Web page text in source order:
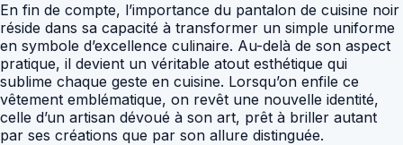
En fin de compte, l’importance du pantalon de cuisine noir
réside dans sa capacité à transformer un simple uniforme
en symbole d’excellence culinaire. Au-delà de son aspect
pratique, il devient un véritable atout esthétique qui
sublime chaque geste en cuisine. Lorsqu’on enfile ce
vêtement emblématique, on revêt une nouvelle identité,
celle d’un artisan dévoué à son art, prêt à briller autant
par ses créations que par son allure distinguée.